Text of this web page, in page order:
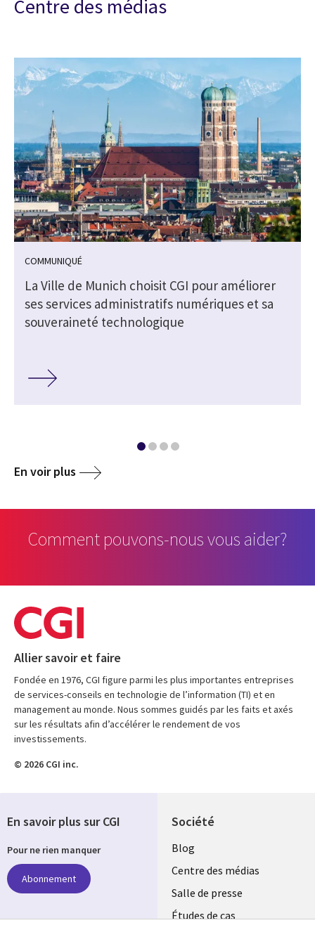
Centre des médias
COMMUNIQUÉ
La Ville de Munich choisit CGI pour améliorer
ses services administratifs numériques et sa
souveraineté technologique
En voir plus
Comment pouvons-nous vous aider?
Allier savoir et faire
Fondée en 1976, CGI figure parmi les plus importantes entreprises
de services-conseils en technologie de l’information (TI) et en
management au monde. Nous sommes guidés par les faits et axés
sur les résultats afin d’accélérer le rendement de vos
investissements.
© 2026 CGI inc.
Société
Useful
links
LUXEMBOURG
Blog
Centre des médias
Salle de presse
Études de cas
En savoir plus sur CGI
Pour ne rien manquer
Abonnement